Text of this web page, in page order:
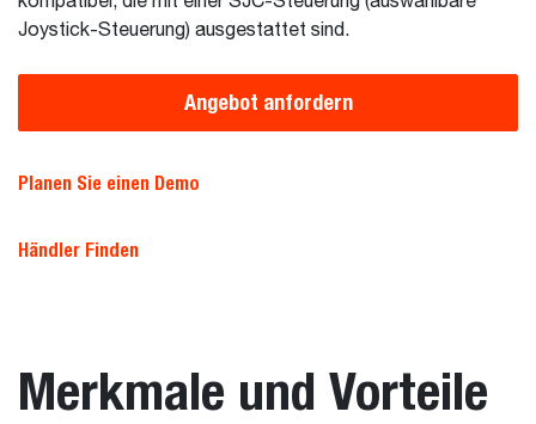
Joystick-Steuerung) ausgestattet sind.
Angebot anfordern
Planen Sie einen Demo
Händler Finden
Merkmale und Vorteile